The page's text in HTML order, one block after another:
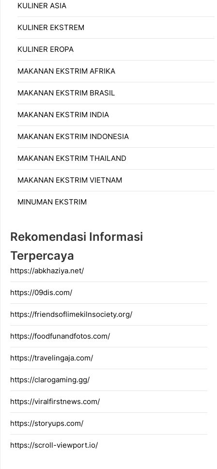
KULINER ASIA
KULINER EKSTREM
KULINER EROPA
MAKANAN EKSTRIM AFRIKA
MAKANAN EKSTRIM BRASIL
MAKANAN EKSTRIM INDIA
MAKANAN EKSTRIM INDONESIA
MAKANAN EKSTRIM THAILAND
MAKANAN EKSTRIM VIETNAM
MINUMAN EKSTRIM
Rekomendasi Informasi
Terpercaya
https://abkhaziya.net/
https://09dis.com/
https://friendsoflimekilnsociety.org/
https://foodfunandfotos.com/
https://travelingaja.com/
https://clarogaming.gg/
https://viralfirstnews.com/
https://storyups.com/
https://scroll-viewport.io/